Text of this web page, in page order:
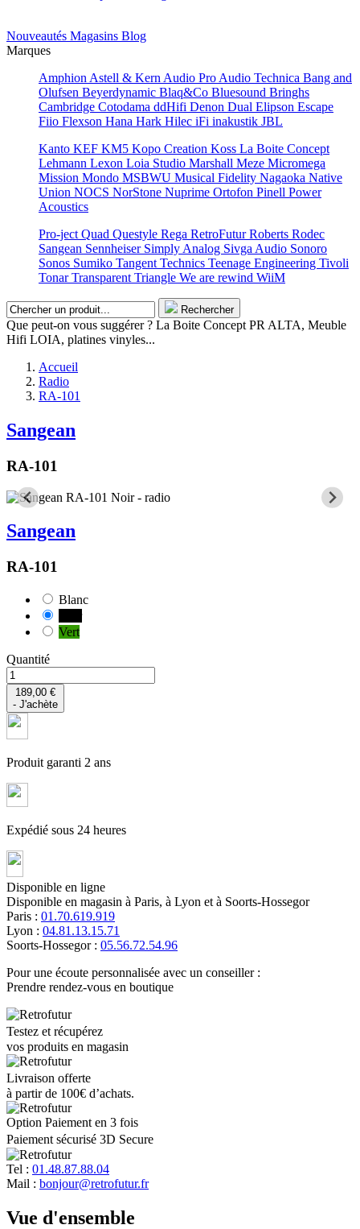
Nouveautés Magasins Blog
Marques
Amphion Astell & Kern Audio Pro Audio Technica Bang and
Olufsen Beyerdynamic Blaq&Co Bluesound Bringhs
Cambridge Cotodama ddHifi Denon Dual Elipson Escape
Fiio Flexson Hana Hark Hilec iFi inakustik JBL
Kanto KEF KM5 Kopo Creation Koss La Boite Concept
Lehmann Lexon Loia Studio Marshall Meze Micromega
Mission Mondo MSBWU Musical Fidelity Nagaoka Native
Union NOCS NorStone Nuprime Ortofon Pinell Power
Acoustics
Pro-ject Quad Questyle Rega RetroFuturRoberts Rodec
Sangean Sennheiser Simply Analog Sivga Audio Sonoro
Sonos Sumiko Tangent Technics Teenage Engineering Tivoli
TonarTransparent Triangle We are rewind WiiM
Rechercher
Que peut-on vous suggérer ? La Boite Concept PR ALTA, Meuble
Hifi LOIA, platines vinyles...
Accueil
Radio
RA-101
Sangean
RA-101
Sangean
RA-101
Blanc
Vert
Quantité
189,00 €
- J'achète
Produit garanti 2 ans
Expédié sous 24 heures
Disponible en ligne
Disponible en magasin à Paris, à Lyon et à Soorts-Hossegor
Paris : 01.70.619.919
Lyon : 04.81.13.15.71
Soorts-Hossegor : 05.56.72.54.96
Pour une écoute personnalisée avec un conseiller :
Prendre rendez-vous en boutique
Testez et récupérez
vos produits en magasin
Livraison offerte
à partir de 100€ d’achats.
Option Paiement en 3 fois
Paiement sécurisé 3D Secure
Tel : 01.48.87.88.04
Mail : bonjour@retrofutur.fr
Vue d'ensemble